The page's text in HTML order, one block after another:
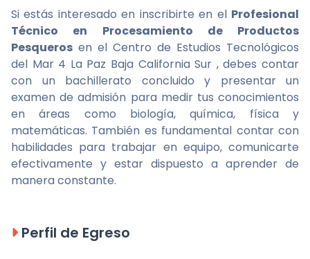
Si estás interesado en inscribirte en el Profesional
Técnico en Procesamiento de Productos
Pesqueros en el Centro de Estudios Tecnológicos
del Mar 4 La Paz Baja California Sur , debes contar
con un bachillerato concluido y presentar un
examen de admisión para medir tus conocimientos
en áreas como biología, química, física y
matemáticas. También es fundamental contar con
habilidades para trabajar en equipo, comunicarte
efectivamente y estar dispuesto a aprender de
manera constante.
Perfil de Egreso